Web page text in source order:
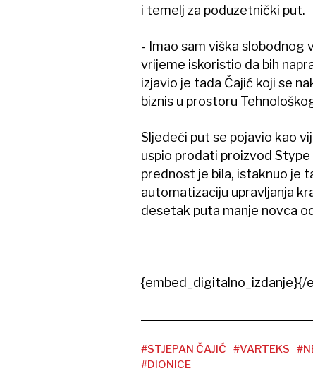
i temelj za poduzetnički put.
- Imao sam viška slobodnog
vrijeme iskoristio da bih
izjavio je tada Čajić koji se
biznis u prostoru
Sljedeći put se pojavio kao
uspio prodati proizvod
prednost je bila, istaknuo je
automatizaciju upravljanja
desetak puta manje novca
{embed_digitalno_izdanje}{/
#STJEPAN ČAJIĆ #VARTEKS
#DIONICE